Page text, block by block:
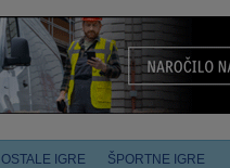
OSTALE IGRE ŠPORTNE IGRE